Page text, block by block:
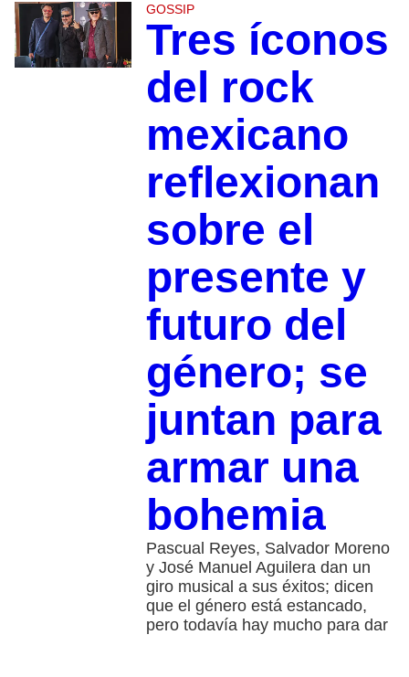
GOSSIP
Tres íconos
del rock
mexicano
reflexionan
sobre el
presente y
futuro del
género; se
juntan para
armar una
bohemia
Pascual Reyes, Salvador Moreno
y José Manuel Aguilera dan un
giro musical a sus éxitos; dicen
que el género está estancado,
pero todavía hay mucho para dar